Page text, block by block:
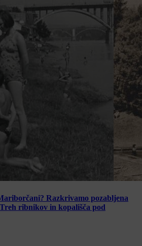
Razkrivamo pozabljena
ribnikov in kopališča pod